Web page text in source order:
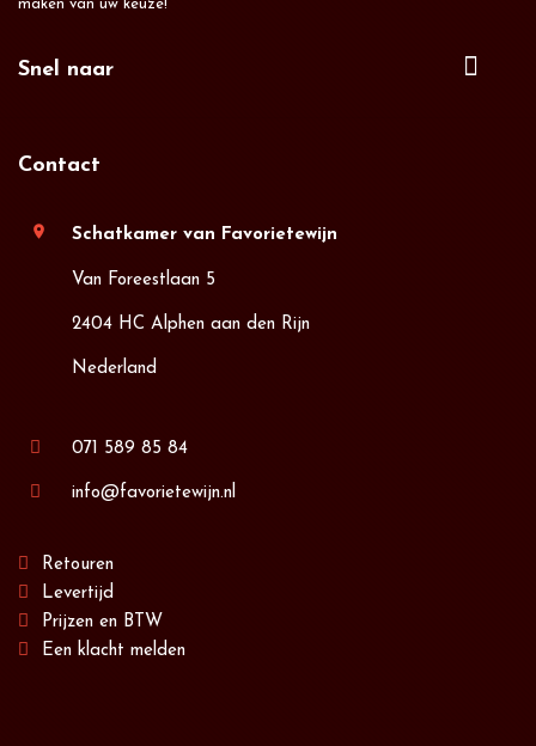
maken van uw keuze!
Snel naar
Contact
location_on Schatkamer van Favorietewijn
Van Foreestlaan 5
2404 HC Alphen aan den Rijn
Nederland
071 589 85 84
info@favorietewijn.nl
Retouren
Levertijd
Prijzen en BTW
Een klacht melden